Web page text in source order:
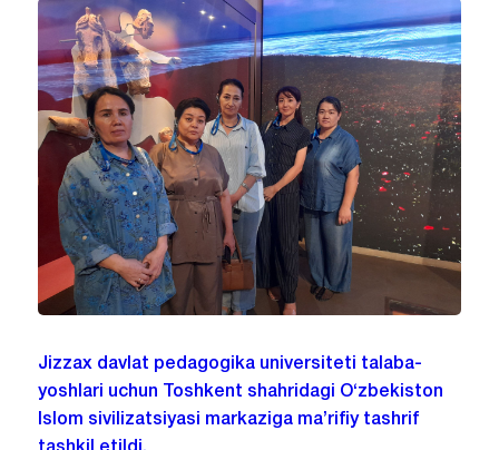
Jizzax davlat pedagogika universiteti talaba-
yoshlari uchun Toshkent shahridagi O‘zbekiston
Islom sivilizatsiyasi markaziga ma’rifiy tashrif